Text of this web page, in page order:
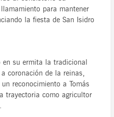
para mantener
la fiesta de San Isidro
en su ermita la tradicional
coronación de la reinas,
reconocimiento a Tomás
trayectoria como agricultor